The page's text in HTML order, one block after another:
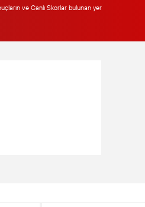
ve Canlı Skorlar bulunan yer